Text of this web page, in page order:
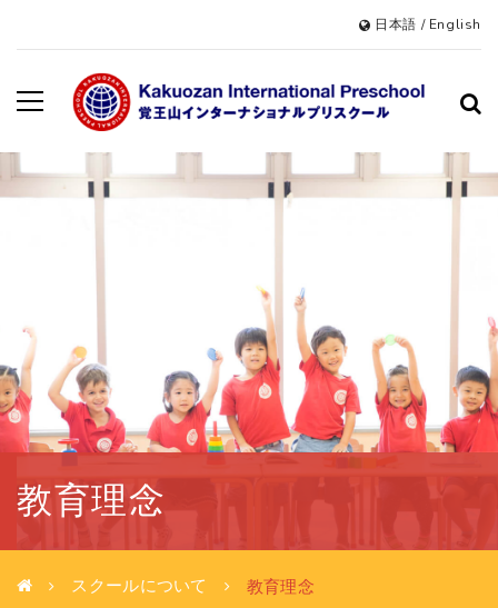
日本語 / English
教育理念
スクールについて 教育理念